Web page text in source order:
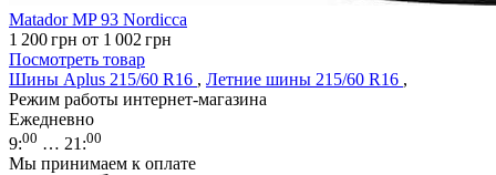
Matador MP 93 Nordicca
1 200грн от 1 002 грн
Посмотреть товар
Шины Aplus 215/60 R16 , Летние шины 215/60 R16 ,
Режим работы интернет-магазина
Ежедневно
9:00 … 21:00
Мы принимаем к оплате